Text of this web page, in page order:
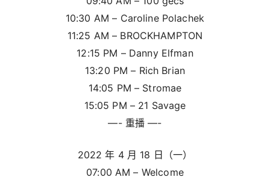
10:30 AM – Caroline Polachek
11:25 AM – BROCKHAMPTON
12:15 PM – Danny Elfman
13:20 PM – Rich Brian
14:05 PM – Stromae
15:05 PM – 21 Savage
—- 重播 —-
2022 年 4 月 18 日（一）
07:00 AM – Welcome